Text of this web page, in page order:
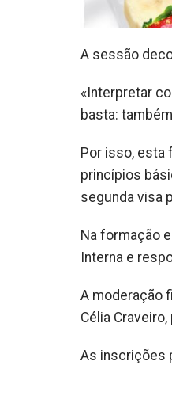
A sessão
«Interpretar
basta:
Por isso, esta
princípios
segunda visa
Na formação
Interna e
A moderação
Célia
As inscrições